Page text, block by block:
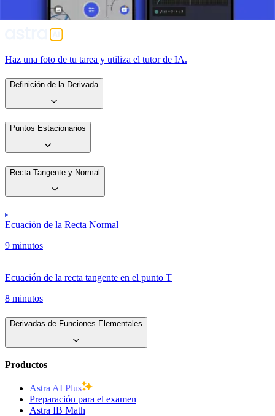
en diversos campos de la ciencia.
Haz una foto de tu tarea y utiliza el tutor de IA.
Definición de la Derivada
Puntos Estacionarios
Recta Tangente y Normal
Ecuación de la Recta Normal
9 minutos
Ecuación de la recta tangente en el punto T
8 minutos
Derivadas de Funciones Elementales
Productos
Astra AI Plus
Preparación para el examen
Astra IB Math